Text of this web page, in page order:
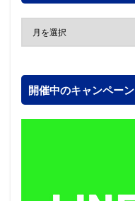
開催中のキャンペーン